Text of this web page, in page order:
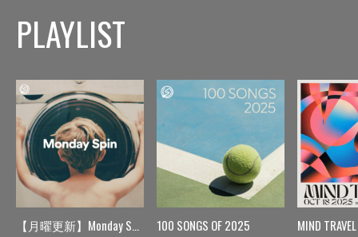
PLAYLIST
【月曜更新】Monday Spin 100 SONGS OF 2025 MIND TRAVEL